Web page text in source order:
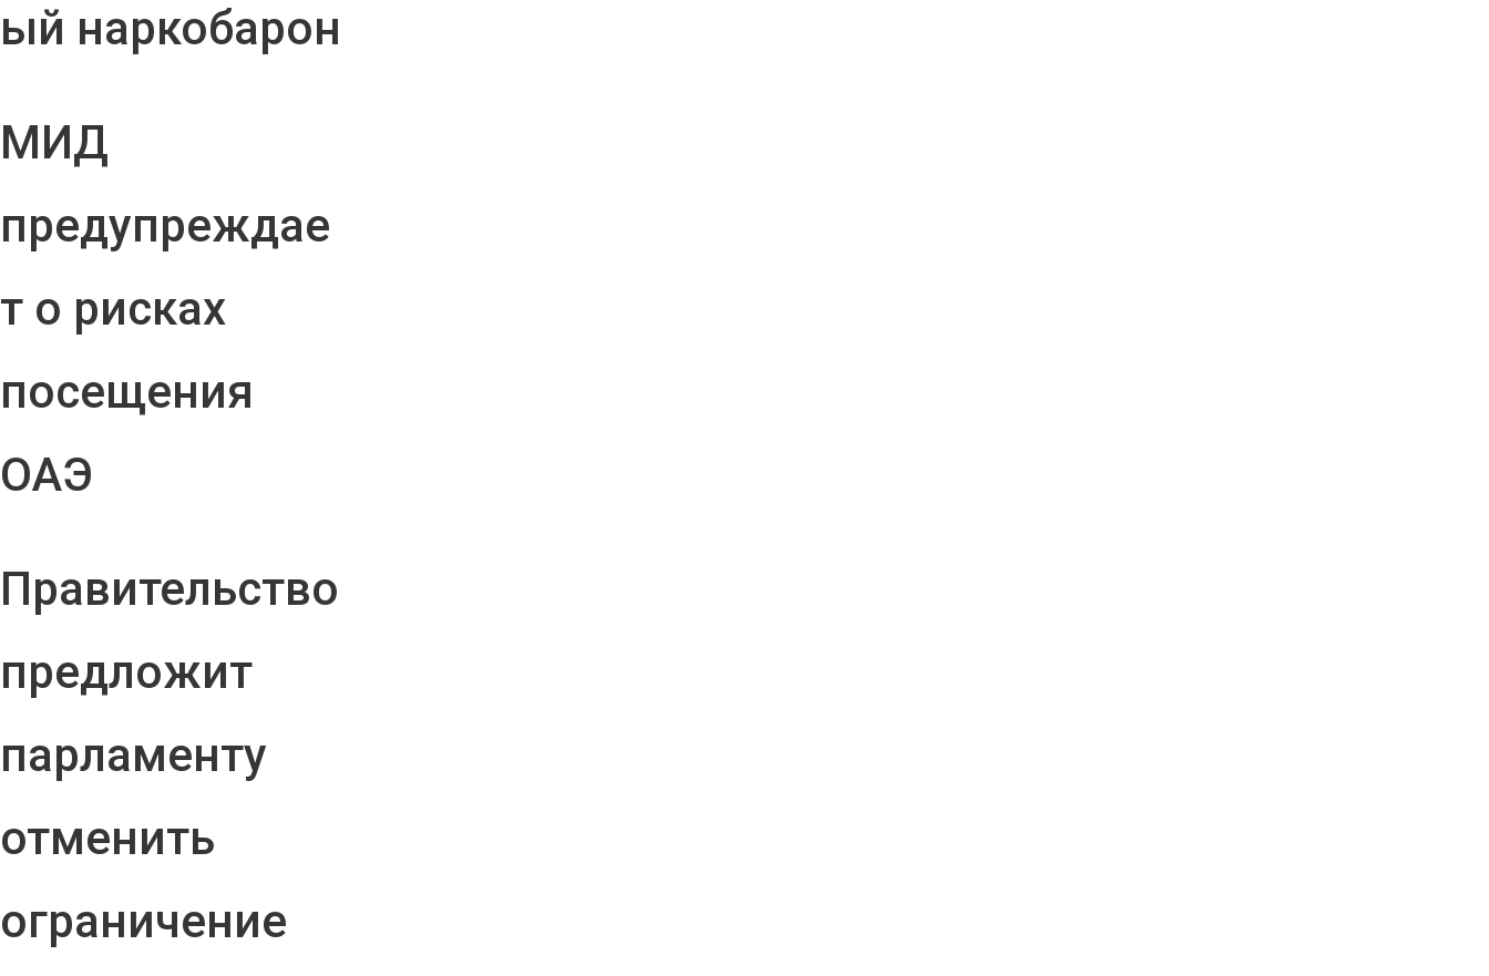
ый наркобарон
МИД
предупреждае
т о рисках
посещения
ОАЭ
Правительство
предложит
парламенту
отменить
ограничение